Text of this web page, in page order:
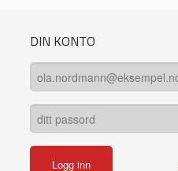
DIN KONTO